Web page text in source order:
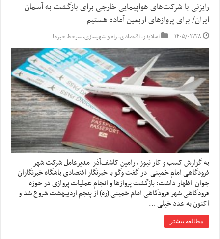
رایزنی با شرکت‌های هواپیمایی خارجی برای بازگشت به آسمان
ایران/ برای پرواز‌های اربعین آماده هستیم
۱۴۰۵/۰۳/۲۸ اسلایدر,اقتصادی,راه و شهرسازی,سرخط خبرها
به گزارش کسب و کار نیوز ، رامین کاشف‌آذر مدیرعامل شرکت شهر
فرودگاهی امام خمینی در گفت وگو با خبرنگار اقتصادی باشگاه خبرنگاران
جوان اظهار داشت: بازگشت پرواز‌ها و انجام عملیات پروازی در حوزه
فرودگاهی شهر فرودگاهی امام خمینی (ره) از پنجم اردیبهشت‌ شروع شد و
اکنون به عدد خیلی …
مطالعه بیشتر